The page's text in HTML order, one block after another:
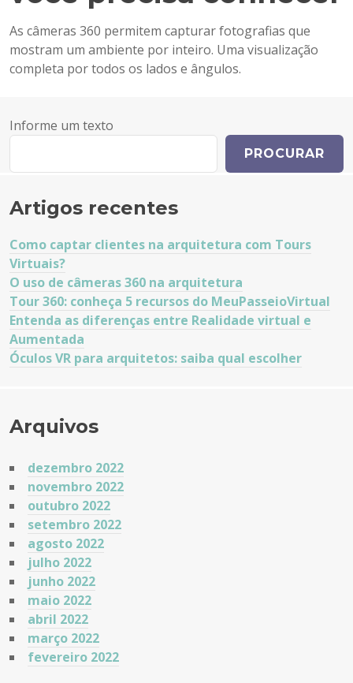
As câmeras 360 permitem capturar fotografias que
mostram um ambiente por inteiro. Uma visualização
completa por todos os lados e ângulos.
Informe um texto
PROCURAR
Artigos recentes
Como captar clientes na arquitetura com Tours
Virtuais?
O uso de câmeras 360 na arquitetura
Tour 360: conheça 5 recursos do MeuPasseioVirtual
Entenda as diferenças entre Realidade virtual e
Aumentada
Óculos VR para arquitetos: saiba qual escolher
Arquivos
dezembro 2022
novembro 2022
outubro 2022
setembro 2022
agosto 2022
julho 2022
junho 2022
maio 2022
abril 2022
março 2022
fevereiro 2022